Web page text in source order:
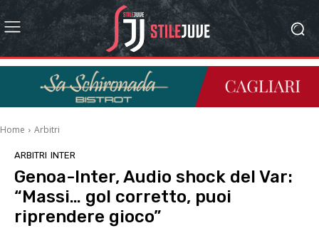
Home Arbitri
ARBITRI INTER
Genoa-Inter, Audio shock del Var:
“Massi… gol corretto, puoi
riprendere gioco”